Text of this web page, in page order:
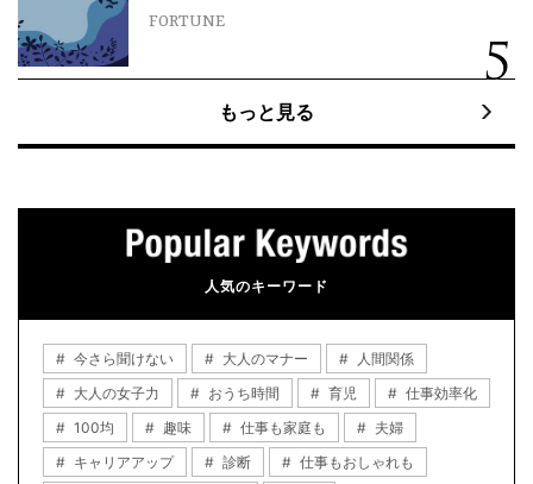
FORTUNE
もっと見る
人気のキーワード
今さら聞けない 大人のマナー
人間関係
大人の女子力
おうち時間 育児
仕事効率化
100均
趣味 仕事も家庭も
夫婦
キャリアアップ
診断
仕事もおしゃれも